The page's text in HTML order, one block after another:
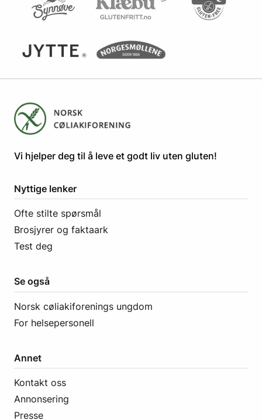
​​​​Vi hjelper deg til å leve et godt liv uten gluten! ​
Nyttige lenker
Ofte stilte spørsmål
Brosjyrer og faktaark
Test deg
Se også
Norsk cøliakiforenings ungdom
For helsepersonell
Annet
Kontakt oss
Annonsering
Presse